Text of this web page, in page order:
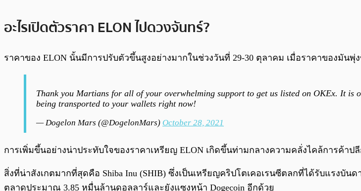
อะไรเปิดตัวราคา ELON ไปดวงจันทร์?
ราคาของ ELON นั้นมีการปรับตัวขึ้นสูงอย่างมากในช่วงวันที่ 29-30 ตุลาคม เมื่อราคาของมันพุ่
Thank you Martians for all of your overwhelming support to get us listed on OKEx. It is
being transported to your wallets right now!
— Dogelon Mars (@DogelonMars) October 28, 2021
การเพิ่มขึ้นอย่างน่าประทับใจของราคาเหรียญ ELON เกิดขึ้นท่ามกลางความคลั่งไคล้การค้า
สิ่งที่น่าสังเกตมากที่สุดคือ Shiba Inu (SHIB) ซึ่งเป็นเหรียญคริปโตเคอเรนซีตลกที่ได้รับแรงบั
ตลาดประมาณ 3.85 หมื่นล้านดอลลาร์และยังแซงหน้า Dogecoin อีกด้วย